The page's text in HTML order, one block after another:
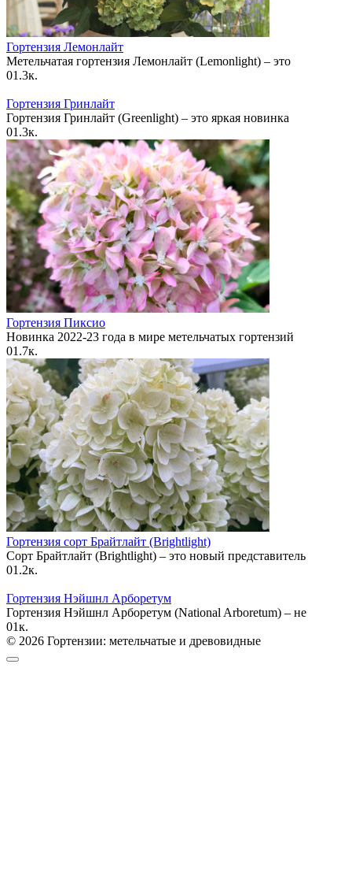
Гортензия Лемонлайт
Метельчатая гортензия Лемонлайт (Lemonlight) – это
01.3к.
Гортензия Гринлайт
Гортензия Гринлайт (Greenlight) – это яркая новинка
01.3к.
Гортензия Пиксио
Новинка 2022-23 года в мире метельчатых гортензий
01.7к.
Гортензия сорт Брайтлайт (Brightlight)
Сорт Брайтлайт (Brightlight) – это новый представитель
01.2к.
Гортензия Нэйшнл Арборетум
Гортензия Нэйшнл Арборетум (National Arboretum) – не
01к.
© 2026 Гортензии: метельчатые и древовидные